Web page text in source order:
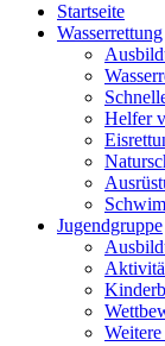
Startseite
Wasserrettung
Helfer
Jugendgruppe